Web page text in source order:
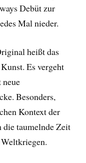
Debüt zur
Mal nieder.
heißt das
Es vergeht
Besonders,
Kontext der
die taumelnde Zeit